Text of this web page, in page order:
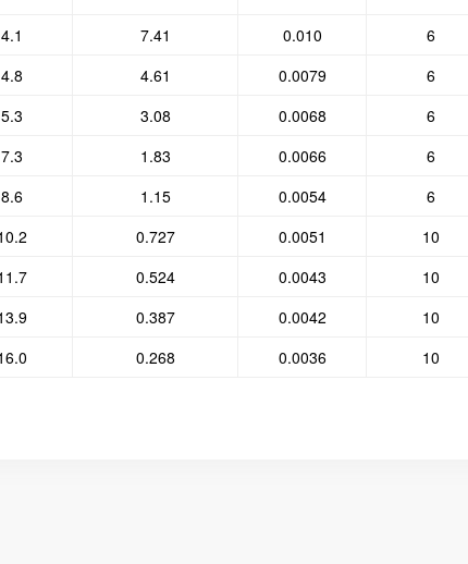
4.1 7.41 0.010
6
4.8 4.61 0.0079
6
5.3 3.08 0.0068
6
7.3 1.83 0.0066
6
8.6 1.15 0.0054
6
0.727 0.0051
10
0.524 0.0043
10
0.387 0.0042
10
0.268 0.0036 10